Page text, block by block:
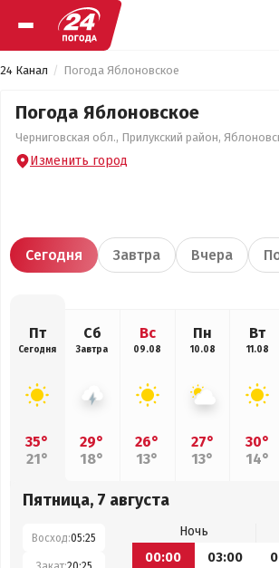
24 Канал Погода Яблоновское
Погода Яблоновское
Черниговская обл., Прилукский район,
Изменить город
Сегодня Завтра Вчера
Пт
Сегодня
35°
21°
Сб
Завтра
29°
18°
Вс
09.08
26°
13°
Пн
10.08
27°
13°
Вт
11.08
30°
14°
Пятница, 7 августа
Восход:05:25 Ночь
00:00
03:00